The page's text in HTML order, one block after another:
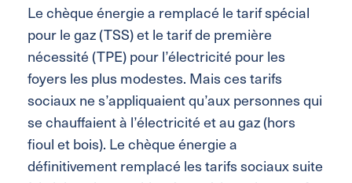
Le chèque énergie a remplacé le tarif spécial
pour le gaz (TSS) et le tarif de première
nécessité (TPE) pour l’électricité pour les
foyers les plus modestes. Mais ces tarifs
sociaux ne s’appliquaient qu’aux personnes qui
se chauffaient à l’électricité et au gaz (hors
fioul et bois). Le chèque énergie a
définitivement remplacé les tarifs sociaux suite